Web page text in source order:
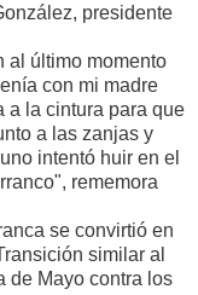
presidente
al último momento
con mi madre
a la cintura para que
a las zanjas y
intentó huir en el
rememora
se convirtió en
similar al
de Mayo contra los